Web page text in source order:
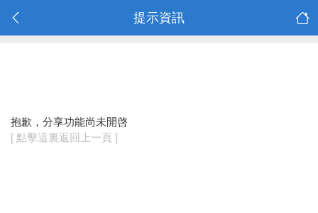
提示資訊
抱歉，分享功能尚未開啓
[ 點擊這裏返回上一頁 ]